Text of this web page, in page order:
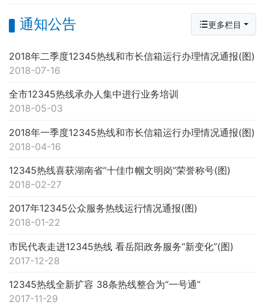
通知公告 更多栏目
2018年二季度12345热线和市长信箱运行办理情况通报(图)
2018-07-16
全市12345热线承办人集中进行业务培训
2018-05-03
2018年一季度12345热线和市长信箱运行办理情况通报(图)
2018-04-16
12345热线喜获湖南省“十佳巾帼文明岗”荣誉称号(图)
2018-02-27
2017年12345公众服务热线运行情况通报(图)
2018-01-22
市民代表走进12345热线 看岳阳政务服务“新变化”(图)
2017-12-28
12345热线全新扩容 38条热线整合为“一号通”
2017-11-29